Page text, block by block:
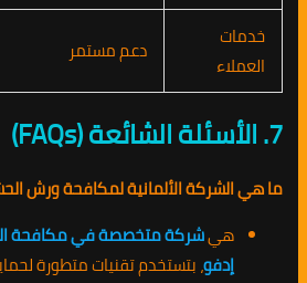
خدمات
العملاء
دعم مستمر
7. الأسئلة الشائعة (FAQs)
ما هي الشركة الألمانية لمكافحة ورش
هيشركة متخصصة في مكافحة
إدفو، بتستخدم تقنيات متطورة